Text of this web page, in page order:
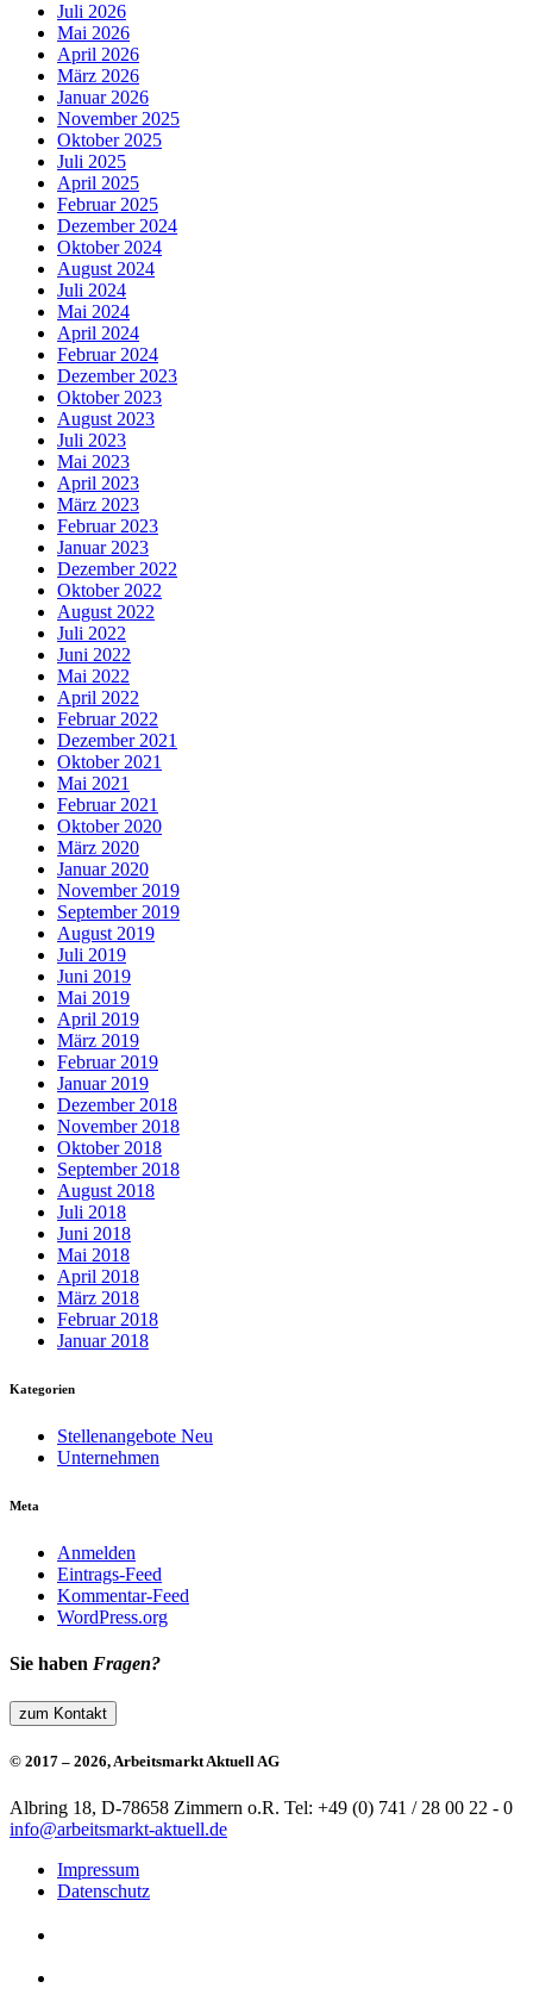
Juli 2026
Mai 2026
April 2026
März 2026
Januar 2026
November 2025
Oktober 2025
Juli 2025
April 2025
Februar 2025
Dezember 2024
Oktober 2024
August 2024
Juli 2024
Mai 2024
April 2024
Februar 2024
Dezember 2023
Oktober 2023
August 2023
Juli 2023
Mai 2023
April 2023
März 2023
Februar 2023
Januar 2023
Dezember 2022
Oktober 2022
August 2022
Juli 2022
Juni 2022
Mai 2022
April 2022
Februar 2022
Dezember 2021
Oktober 2021
Mai 2021
Februar 2021
Oktober 2020
März 2020
Januar 2020
November 2019
September 2019
August 2019
Juli 2019
Juni 2019
Mai 2019
April 2019
März 2019
Februar 2019
Januar 2019
Dezember 2018
November 2018
Oktober 2018
September 2018
August 2018
Juli 2018
Juni 2018
Mai 2018
April 2018
März 2018
Februar 2018
Januar 2018
Kategorien
Stellenangebote Neu
Unternehmen
Meta
Anmelden
Eintrags-Feed
Kommentar-Feed
WordPress.org
Sie haben Fragen?
zum Kontakt
© 2017 – 2026, Arbeitsmarkt Aktuell AG
Albring 18, D-78658 Zimmern o.R. Tel: +49 (0) 741 / 28 00 22 - 0
info@arbeitsmarkt-aktuell.de
Impressum
Datenschutz